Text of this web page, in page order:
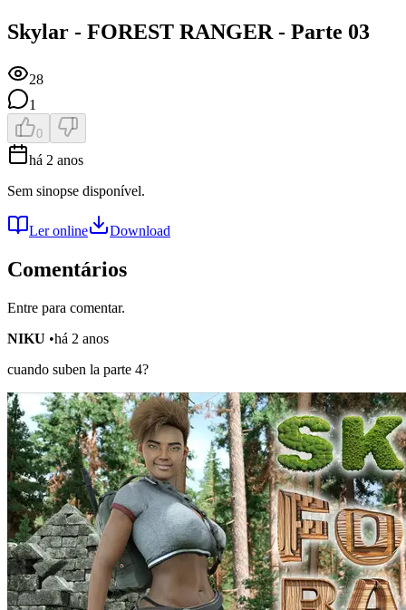
Skylar - FOREST RANGER - Parte 03
28
1
0
há 2 anos
Sem sinopse disponível.
Ler online Download
Comentários
Entre para comentar.
NIKU •há 2 anos
cuando suben la parte 4?